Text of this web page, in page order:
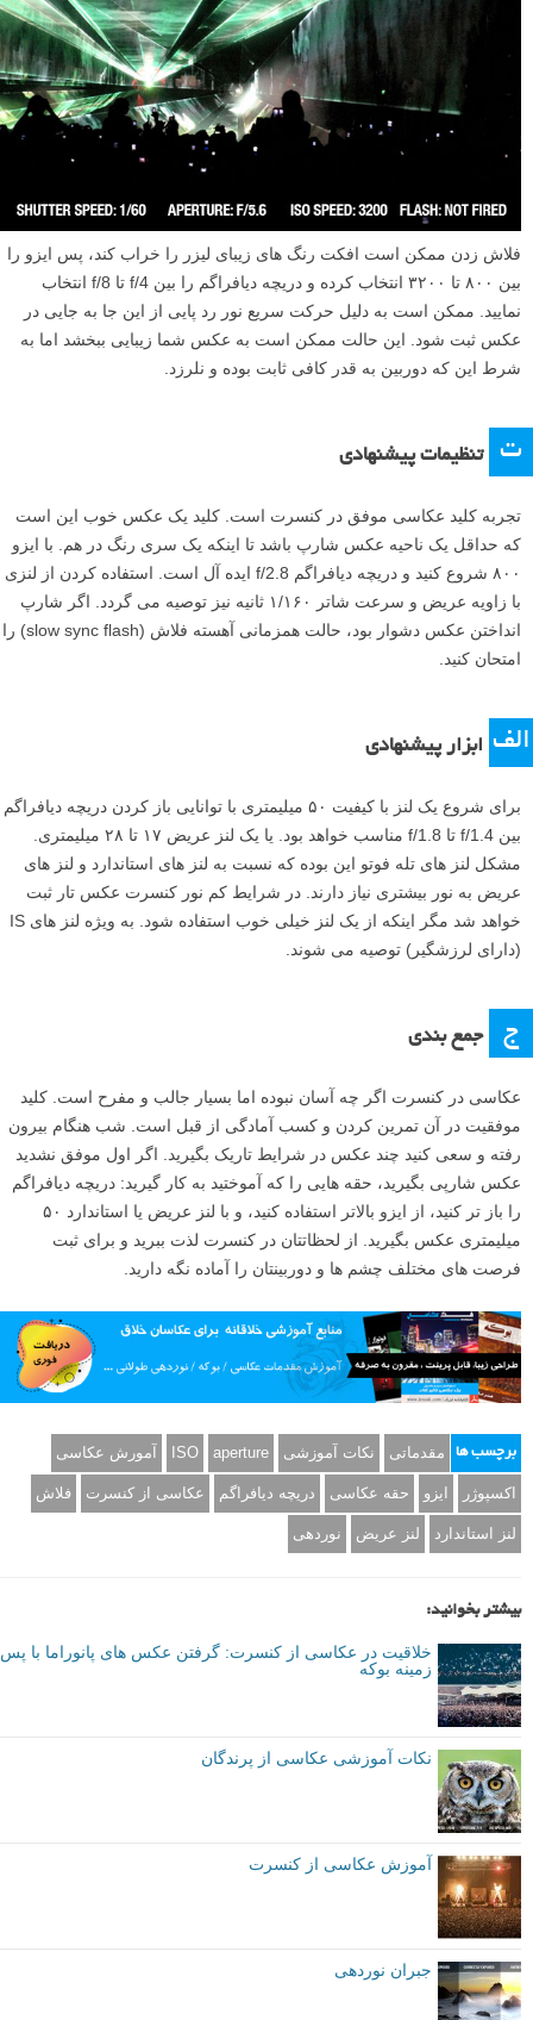
فلاش زدن ممکن است افکت رنگ های زیبای لیزر را خراب کند، پس ایزو را
بین ۸۰۰ تا ۳۲۰۰ انتخاب کرده و دریچه دیافراگم را بین f/4 تا f/8 انتخاب
نمایید. ممکن است به دلیل حرکت سریع نور رد پایی از این جا به جایی در
عکس ثبت شود. این حالت ممکن است به عکس شما زیبایی ببخشد اما به
شرط این که دوربین به قدر کافی ثابت بوده و نلرزد.
ت تنظیمات پیشنهادی
تجربه کلید عکاسی موفق در کنسرت است. کلید یک عکس خوب این است
که حداقل یک ناحیه عکس شارپ باشد تا اینکه یک سری رنگ در هم. با ایزو
۸۰۰ شروع کنید و دریچه دیافراگم f/2.8 ایده آل است. استفاده کردن از لنزی
با زاویه عریض و سرعت شاتر ۱/۱۶۰ ثانیه نیز توصیه می گردد. اگر شارپ
انداختن عکس دشوار بود، حالت همزمانی آهسته فلاش (slow sync flash) را
امتحان کنید.
الف ابزار پیشنهادی
برای شروع یک لنز با کیفیت ۵۰ میلیمتری با توانایی باز کردن دریچه دیافراگم
بین f/1.4 تا f/1.8 مناسب خواهد بود. یا یک لنز عریض ۱۷ تا ۲۸ میلیمتری.
مشکل لنز های تله فوتو این بوده که نسبت به لنز های استاندارد و لنز های
عریض به نور بیشتری نیاز دارند. در شرایط کم نور کنسرت عکس تار ثبت
خواهد شد مگر اینکه از یک لنز خیلی خوب استفاده شود. به ویژه لنز های IS
(دارای لرزشگیر) توصیه می شوند.
ج جمع بندی
عکاسی در کنسرت اگر چه آسان نبوده اما بسیار جالب و مفرح است. کلید
موفقیت در آن تمرین کردن و کسب آمادگی از قبل است. شب هنگام بیرون
رفته و سعی کنید چند عکس در شرایط تاریک بگیرید. اگر اول موفق نشدید
عکس شارپی بگیرید، حقه هایی را که آموختید به کار گیرید: دریچه دیافراگم
را باز تر کنید، از ایزو بالاتر استفاده کنید، و با لنز عریض یا استاندارد ۵۰
میلیمتری عکس بگیرید. از لحظاتتان در کنسرت لذت ببرید و برای ثبت
فرصت های مختلف چشم ها و دوربینتان را آماده نگه دارید.
برچسب ها مقدماتی نکات آموزشی aperture
ISO آمورش عکاسی
اکسپوژر ایزو حقه عکاسی دریچه دیافراگم عکاسی از کنسرت فلاش
لنز استاندارد لنز عریض نوردهی
بیشتر بخوانید:
خلاقیت در عکاسی از کنسرت: گرفتن عکس های پانوراما با پس
زمینه بوکه
نکات آموزشی عکاسی از پرندگان
آموزش عکاسی از کنسرت
جبران نوردهی